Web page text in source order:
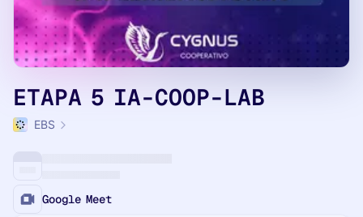
ETAPA 5 IA-COOP-LAB
EBS
Google Meet